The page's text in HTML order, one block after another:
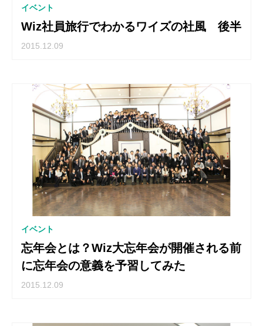
イベント
Wiz社員旅行でわかるワイズの社風 後半
2015.12.09
イベント
忘年会とは？Wiz大忘年会が開催される前
に忘年会の意義を予習してみた
2015.12.09